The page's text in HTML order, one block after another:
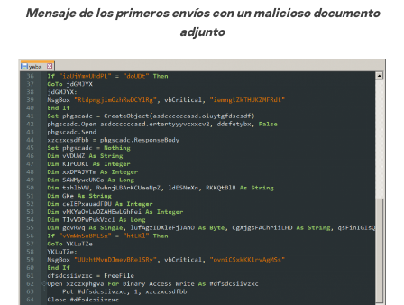
Mensaje de los primeros envíos con un malicioso documento
adjunto